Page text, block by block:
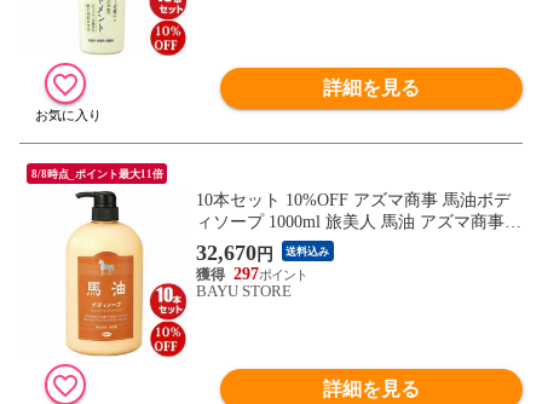
詳細を見る
8/8時点_ポイント最大11倍
10本セット 10%OFF アズマ商事 馬油ボデ
ィソープ 1000ml 旅美人 馬油 アズマ商事
ばゆ ばーゆ ボディソープ アズマ商事ボデ
ィソープ 馬油シリーズ 旅美人馬油 旅美人
ボディソープ バーユ バユ アズマ商事馬油
32,670円 送料込み
297
BAYU STORE
詳細を見る